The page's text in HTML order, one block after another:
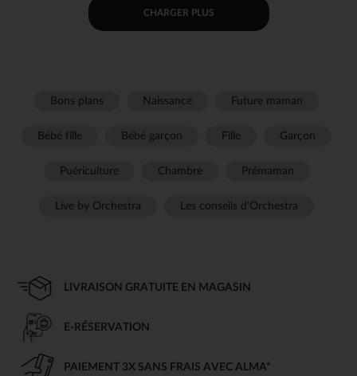
CHARGER PLUS
Bons plans Naissance Future maman
Bébé fille Bébé garçon Fille Garçon
Puériculture Chambre Prémaman
Live by Orchestra Les conseils d'Orchestra
LIVRAISON GRATUITE EN MAGASIN
E-RÉSERVATION
PAIEMENT 3X SANS FRAIS AVEC ALMA*